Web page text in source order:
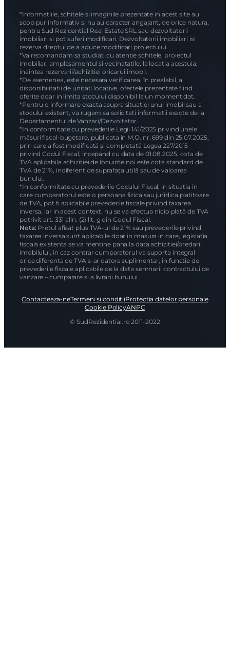
*Informatiile, schitele si imaginile prezentate in acest site au
scop pur informativ si nu au caracter angajant, de orice natura,
pentru Sud Rezidential Real Estate SRL sau dezvoltatorii
imobiliari si pot suferi modificari. Dezvoltatorii imobiliari isi
rezerva dreptul de a aduce modificari proiectului
*Va recomandam sa studiati cu atentie schitele, proiectul
imobiliar, amplasamentul si vecinatatile, la locatia acestuia,
inaintea rezervarii/achizitiei oricarui imobil.
*De asemenea, este necesara verificarea, în prealabil, a
disponibilitatii de unitati locative, ofertele prezentate fiind
oferite doar in limita stocului disponibil la un moment dat.
*Pentru o informare exacta asupra situatiei unui imobil sau a
stocului existent, va rugam sa solicitati informatii exacte de la
Departamentul de Vanzari/Dezvoltator.
*In conformitate cu prevederile Legii 141/2025 privind unele
măsuri fiscal-bugetare, publicata in M.O. nr. 699 din 25.07.2025,
prin care a fost modificată și completată Legea 227/2015
privind Codul Fiscal, incepand cu data de 01.08.2025, cota de
TVA aplicabila achizitiei de locuinte noi este cota standard de
TVA de 21%, indiferent de suprafața utilă sau de valoarea
bunului.
*In conformitate cu prevederile Codului Fiscal, in situatia in
care cumparatorul este o persoana fizica sau juridica platitoare
de TVA, pot fi aplicabile prevederile fiscale privind taxarea
inversa, iar in acest context, nu se va efectua nicio plată de TVA
potrivit art. 331 alin. (2) lit. g din Codul Fiscal.
Nota:Pretul afisat plus TVA-ul de 21% sau prevederile privind
taxarea inversa sunt aplicabile doar in masura in care, legislatia
fiscala existenta se va mentine pana la data achizitiei/predarii
imobilului, in caz contrar cumparatorul va suporta integral
orice diferenta de TVA s-ar datora suplimentar, in functie de
prevederile fiscale aplicabile de la data semnarii contractului de
vanzare – cumparare si a livrarii bunului.
Contacteaza-neTermeni si conditiiProtectia datelor personale
Cookie PolicyANPC
© SudRezidential.ro 2011-2022